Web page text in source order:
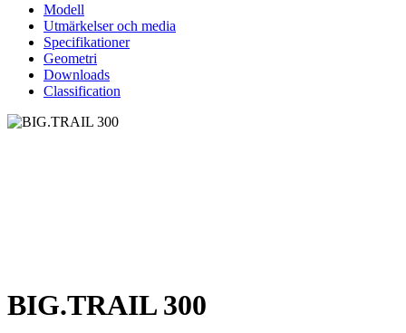
Modell
Utmärkelser och media
Specifikationer
Geometri
Downloads
Classification
BIG.TRAIL 300